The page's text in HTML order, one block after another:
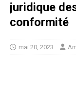
juridique
conformité
mai 20, 2023